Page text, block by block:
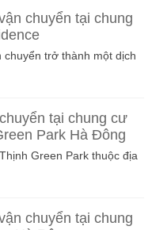
chuyển tại chung
chuyển trở thành một dịch
tại chung cư
Park Hà Đông
Green Park thuộc địa
chuyển tại chung